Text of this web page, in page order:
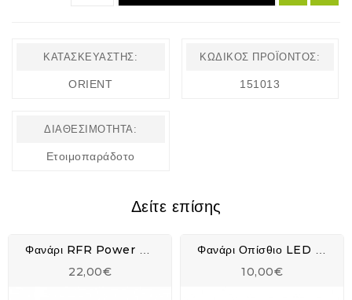
ΚΑΤΑΣΚΕΥΑΣΤΉΣ:
ORIENT
ΚΩΔΙΚΌΣ ΠΡΟΪΌΝΤΟΣ:
151013
ΔΙΑΘΕΣΙΜΌΤΗΤΑ:
Ετοιμοπαράδοτο
Δείτε επίσης
Φανάρι RFR Power Lighting Set USB - 14316
22,00€
Φανάρι Οπίσθιο LED SELECTA
10,00€